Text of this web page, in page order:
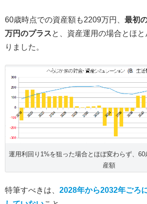
60歳時点での資産額も2209万円、 最初
万円のプラスと、資産運用の場合とほ
りました。
運用利回り1%を狙った場合とほぼ変わらず、
産額
特筆すべきは、 2028年から2032年ごろ